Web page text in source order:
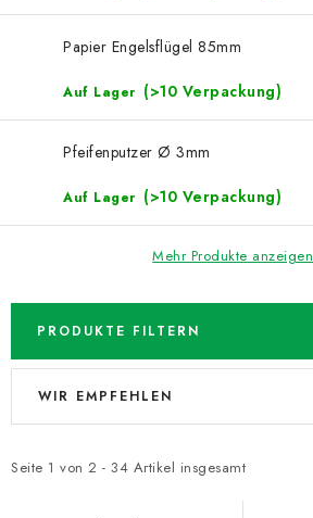
NEUHEITEN
Dopravné
Datenschutzerklärung
Großhandel
Papier Engelsflügel 85mm
Auf Lager (>10 Verpackung)
Pfeifenputzer Ø 3mm
Auf Lager (>10 Verpackung)
Mehr Produkte anzeigen
PRODUKTE FILTERN
L
t
Seite 1 von 2 - 34 Artikel insgesamt
P
d
WIR EMPFEHLEN